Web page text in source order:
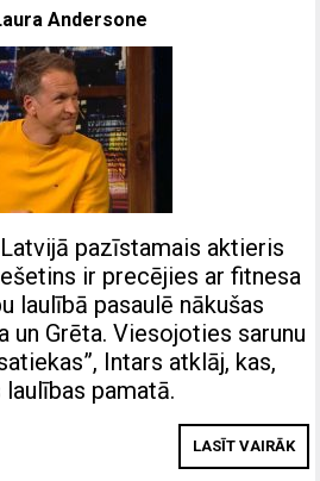
Andersone
pazīstamais aktieris
ir precējies ar fitnesa
laulībā pasaulē nākušas
un Grēta. Viesojoties sarunu
Intars atklāj, kas,
pamatā.
LASĪT VAIRĀK